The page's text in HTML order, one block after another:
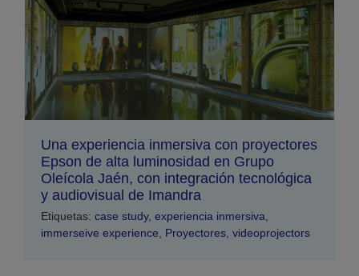
Una experiencia inmersiva con proyectores
Epson de alta luminosidad en Grupo
Oleícola Jaén, con integración tecnológica
y audiovisual de Imandra
Etiquetas: case study, experiencia inmersiva,
immerseive experience, Proyectores, videoprojectors